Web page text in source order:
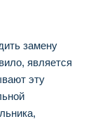
замену
является
эту